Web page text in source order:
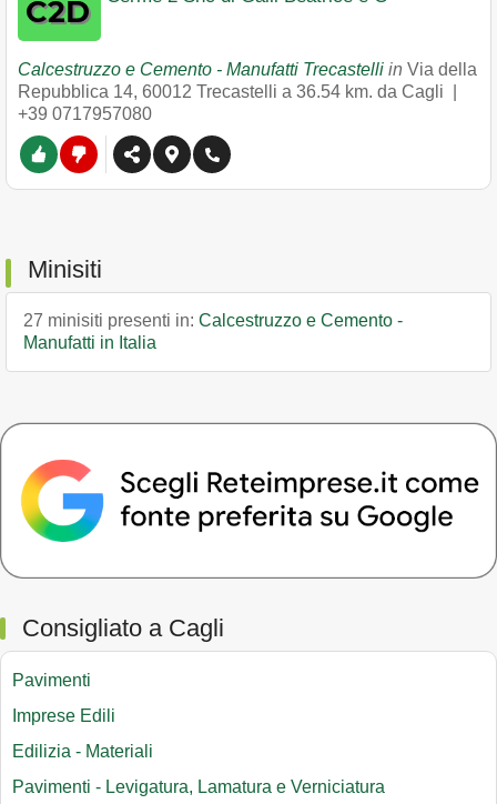
Calcestruzzo e Cemento - Manufatti Trecastelli in Via della
Repubblica 14, 60012 Trecastelli a 36.54 km. da Cagli |
+39 0717957080
Minisiti
27 minisiti presenti in: Calcestruzzo e Cemento -
Manufatti in Italia
Consigliato a Cagli
Pavimenti
Imprese Edili
Edilizia - Materiali
Pavimenti - Levigatura, Lamatura e Verniciatura